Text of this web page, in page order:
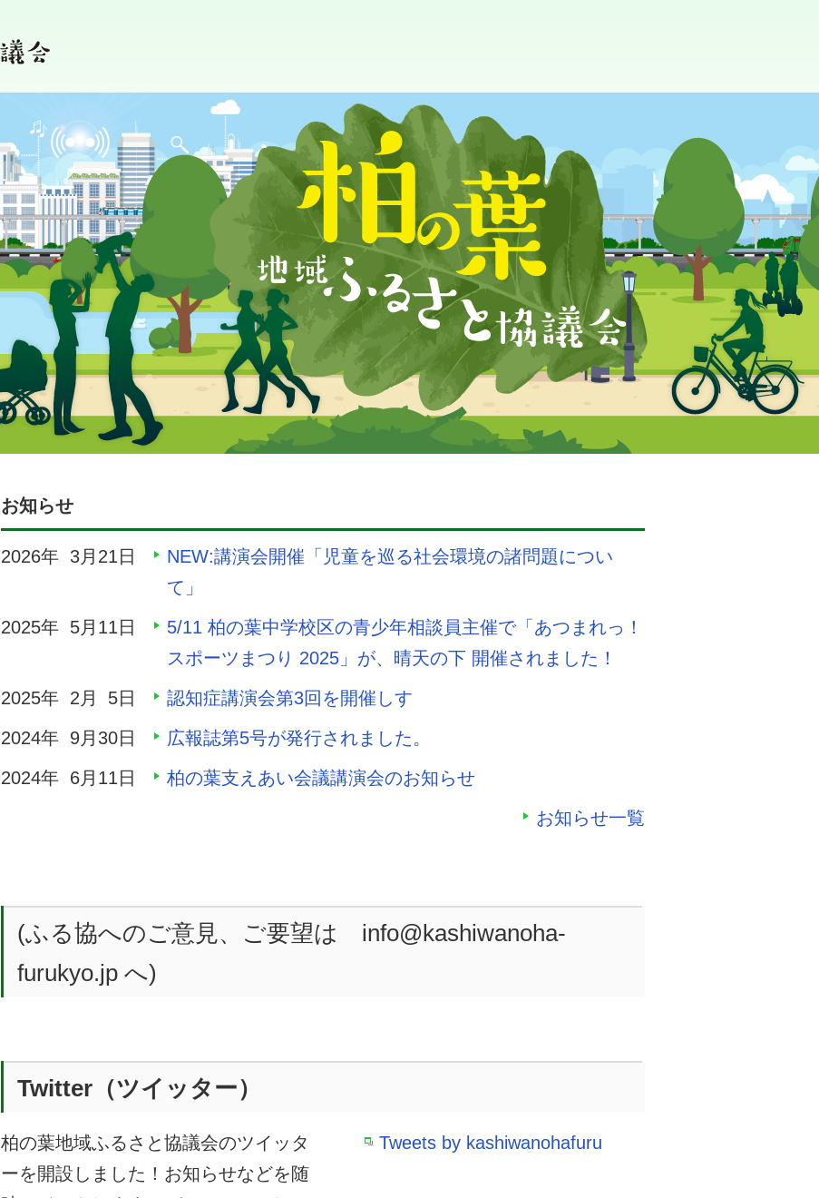
お知らせ
2026年 3月21日
NEW:講演会開催「児童を巡る社会環境の諸問題につい
て」
2025年 5月11日
5/11 柏の葉中学校区の青少年相談員主催で「あつまれっ！
スポーツまつり 2025」が、晴天の下 開催されました！
2025年 2月 5日
認知症講演会第3回を開催しす
2024年 9月30日
広報誌第5号が発行されました。
2024年 6月11日
柏の葉支えあい会議講演会のお知らせ
お知らせ一覧
(ふる協へのご意見、ご要望は info@kashiwanoha-
furukyo.jp へ)
Twitter（ツイッター）
柏の葉地域ふるさと協議会のツイッタ
ーを開設しました！お知らせなどを随
Tweets by kashiwanohafuru